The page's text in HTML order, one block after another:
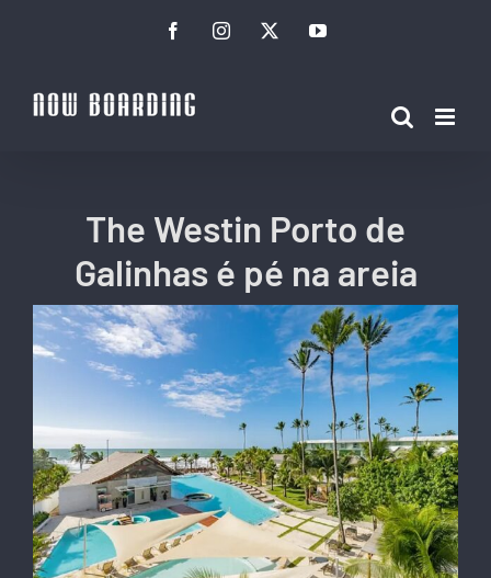
conteúdo
FacebookInstagramTwitterYouTube
The Westin Porto de
Galinhas é pé na areia